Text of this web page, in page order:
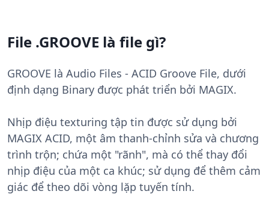
File .GROOVE là file gì?
GROOVE là Audio Files - ACID Groove File, dưới
định dạng Binary được phát triển bởi MAGIX.
Nhịp điệu texturing tập tin được sử dụng bởi
MAGIX ACID, một âm thanh-chỉnh sửa và chương
trình trộn; chứa một "rãnh", mà có thể thay đổi
nhịp điệu của một ca khúc; sử dụng để thêm cảm
giác để theo dõi vòng lặp tuyến tính.